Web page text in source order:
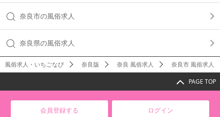
奈良市の風俗求人
奈良県の風俗求人
風俗求人・いちごなび 奈良版 奈良 風俗求人 奈良市 風俗求人
PAGE TOP
会員登録する ログイン